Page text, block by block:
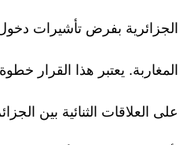
الجزائرية بفرض تأشيرات
المغاربة. يعتبر هذا القرار
على العلاقات الثنائية بين